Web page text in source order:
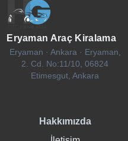
Eryaman Araç Kiralama
Eryaman · Ankara · Eryaman,
2. Cd. No:11/10, 06824
Etimesgut, Ankara
Hakkımızda